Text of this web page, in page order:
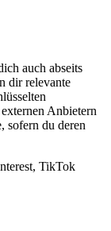
auch abseits
dir relevante
Anbietern
sofern du deren
TikTok